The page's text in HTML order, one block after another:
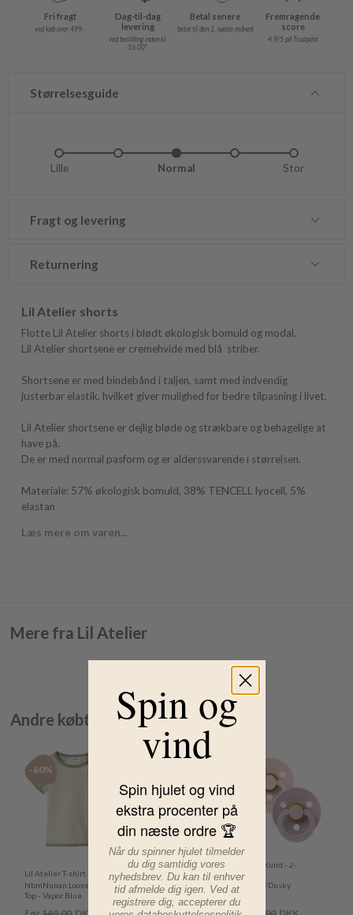
Fri fragt
ved køb over 499,-
Dag-til-dag
levering
ved bestilling inden kl.
16.00*
Betal senere
betal til den 1. næste måned
Fremragende
score
4,9/5 på Trustpilot
Størrelsesguide
Lille Normal Stor
Fragt og levering
Returnering
Lil Atelier shorts
Flotte Lil Atelier shorts i blødt økologisk bomuld og modal.
Lil Atelier shortsene er cremehvide med blå striber.
Shortsene er med bindebånd i taljen, samt med indvendig
justerbar elastik, hvilket giver mulighed for bedre tilpasning i livet.
Lil Atelier shortsene er dejlig bløde og strækbare og behagelige at
have på.
De er med normal pasform og er alderssvarende i størrelsen.
Materiale: 57% økologisk bomuld, 38% TENCELL lyocell, 5%
elastan
Læs mere om varen...
Mere fra Lil Atelier
Andre købte også
-60%
Lil Atelier T-shirt -
NbmNunan Loose
Top - Vapor Blue
Name It Kortærmet
Body - Kab Rib
Knapper - Spring
Lake
Bibs Sutter - Str. 2 -
Colour - Rund - 2-
pak -
Blossom/Dusky
Lilac
Spin og
vind
Spin hjulet og vind
ekstra procenter på
din næste ordre 🏆
Når du spinner hjulet tilmelder
du dig samtidig vores
nyhedsbrev. Du kan til enhver
tid afmelde dig igen. Ved at
registrere dig, accepterer du